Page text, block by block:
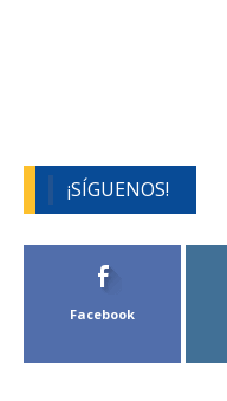
¡SÍGUENOS!